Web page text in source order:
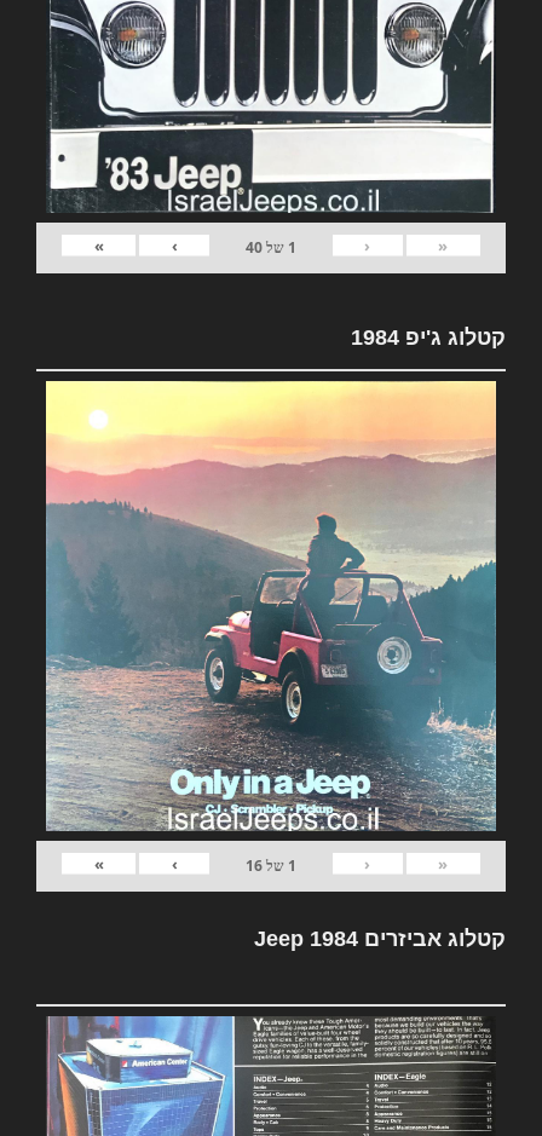
«
‹
1 של40
›
»
קטלוג ג'יפ 1984
«
‹
1 של16
›
»
קטלוג אביזרים Jeep 1984